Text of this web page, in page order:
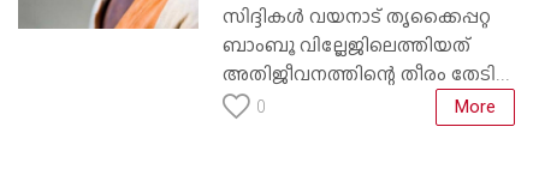
സിദ്ദികൾ വയനാട് തൃക്കൈപ്പറ്റ
ബാംബൂ വില്ലേജിലെത്തിയത്
അതിജീവനത്തിന്റെ തീരം തേടി...
0 More